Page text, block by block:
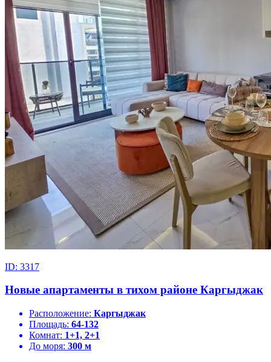
ID: 3317
Новые апартаменты в тихом районе Каргыджак
Расположение: Каргыджак
Площадь: 64-132
Комнат: 1+1, 2+1
До моря: 300 м